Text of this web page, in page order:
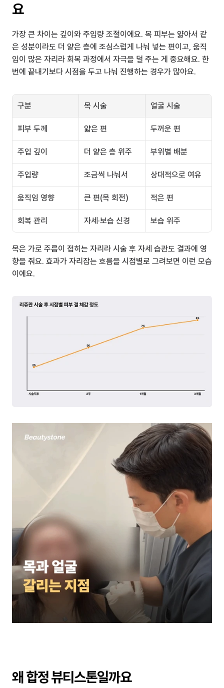
요
가장 큰 차이는 깊이와 주입량 조절이에요. 목 피부는 얇아서 같
은 성분이라도 더 얕은 층에 조심스럽게 나눠 넣는 편이고, 움직
임이 많은 자리라 회복 과정에서 자극을 덜 주는 게 중요해요. 한
번에 끝내기보다 시점을 두고 나눠 진행하는 경우가 많아요.
구분 목 시술 얼굴 시술
피부 두께 얇은 편 두꺼운 편
주입 깊이 더 얕은 층 위주 부위별 배분
주입량 조금씩 나눠서 상대적으로 여유
움직임 영향 큰 편(목 회전) 적은 편
회복 관리 자세·보습 신경 보습 위주
목은 가로 주름이 접히는 자리라 시술 후 자세 습관도 결과에 영
향을 줘요. 효과가 자리잡는 흐름을 시점별로 그려보면 이런 모습
이에요.
왜 합정 뷰티스톤일까요